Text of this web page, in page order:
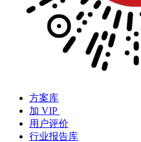
方案库
加 VIP
用户评价
行业报告库